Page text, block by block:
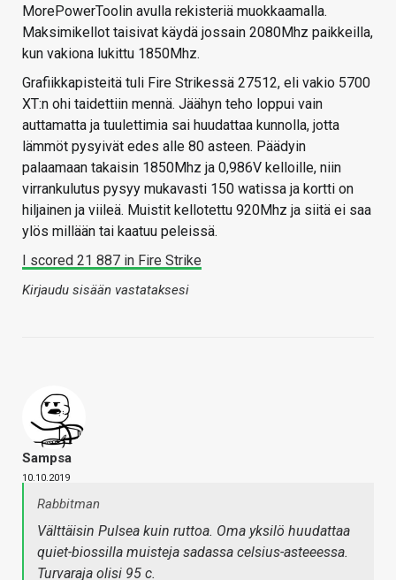
MorePowerToolin avulla rekisteriä muokkaamalla.
Maksimikellot taisivat käydä jossain 2080Mhz paikkeilla,
kun vakiona lukittu 1850Mhz.
Grafiikkapisteitä tuli Fire Strikessä 27512, eli vakio 5700
XT:n ohi taidettiin mennä. Jäähyn teho loppui vain
auttamatta ja tuulettimia sai huudattaa kunnolla, jotta
lämmöt pysyivät edes alle 80 asteen. Päädyin
palaamaan takaisin 1850Mhz ja 0,986V kelloille, niin
virrankulutus pysyy mukavasti 150 watissa ja kortti on
hiljainen ja viileä. Muistit kellotettu 920Mhz ja siitä ei saa
ylös millään tai kaatuu peleissä.
I scored 21 887 in Fire Strike
Kirjaudu sisään vastataksesi
Sampsa
10.10.2019
Rabbitman
Välttäisin Pulsea kuin ruttoa. Oma yksilö huudattaa
quiet-biossilla muisteja sadassa celsius-asteeessa.
Turvaraja olisi 95 c.